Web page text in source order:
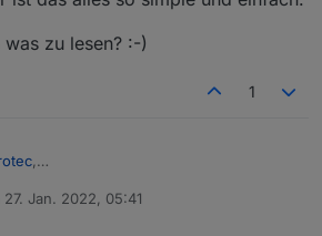
zu lesen? :-)
1
ich sagen bin ich blutiger Anfänger.
mit, in dem ich, wenn ich etwas nicht
27. Jan. 2022, 05:41
von